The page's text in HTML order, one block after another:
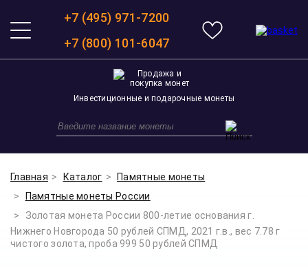
+7 (495) 971-7200
+7 (800) 101-6047
Инвестиционные и подарочные монеты
Главная Каталог
Памятные монеты
Памятные монеты России
Золотая монета России 800-летие основания г.
Нижнего Новгорода 50 рублей СПМД, 2021 г.в., вес 7.78 г
чистого золота, проба 999 50 рублей СПМД